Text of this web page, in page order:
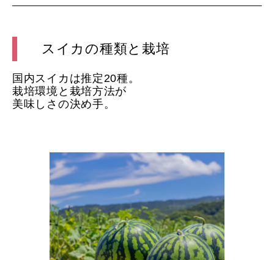
スイカの種類と栽培
国内スイカは推定20種。
栽培環境と栽培方法が
美味しさの決め手。